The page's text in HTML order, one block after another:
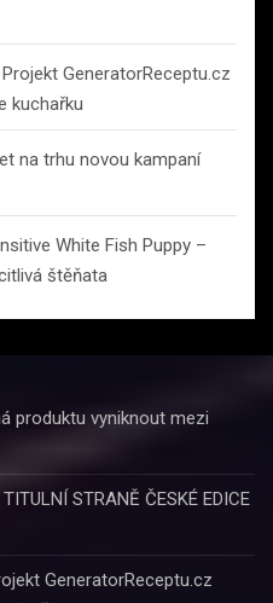
GeneratorReceptu.cz
kuchařku
na trhu novou kampaní
White Fish Puppy –
štěňata
produktu vyniknout mezi
STRANĚ ČESKÉ EDICE
GeneratorReceptu.cz